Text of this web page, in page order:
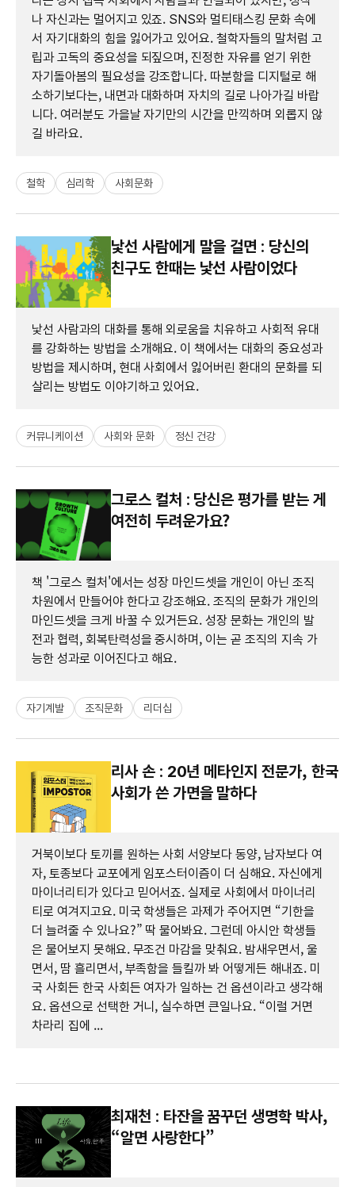
나 자신과는 멀어지고 있죠. SNS와 멀티태스킹 문화 속에
서 자기대화의 힘을 잃어가고 있어요. 철학자들의 말처럼 고
립과 고독의 중요성을 되짚으며, 진정한 자유를 얻기 위한
자기돌아봄의 필요성을 강조합니다. 따분함을 디지털로 해
소하기보다는, 내면과 대화하며 자치의 길로 나아가길 바랍
니다. 여러분도 가을날 자기만의 시간을 만끽하며 외롭지 않
길 바라요.
철학 심리학 사회문화
낯선 사람에게 말을 걸면 : 당신의
친구도 한때는 낯선 사람이었다
낯선 사람과의 대화를 통해 외로움을 치유하고 사회적 유대
를 강화하는 방법을 소개해요. 이 책에서는 대화의 중요성과
방법을 제시하며, 현대 사회에서 잃어버린 환대의 문화를 되
살리는 방법도 이야기하고 있어요.
커뮤니케이션 사회와 문화 정신 건강
그로스 컬처 : 당신은 평가를 받는 게
여전히 두려운가요?
책 '그로스 컬처'에서는 성장 마인드셋을 개인이 아닌 조직
차원에서 만들어야 한다고 강조해요. 조직의 문화가 개인의
마인드셋을 크게 바꿀 수 있거든요. 성장 문화는 개인의 발
전과 협력, 회복탄력성을 중시하며, 이는 곧 조직의 지속 가
능한 성과로 이어진다고 해요.
자기계발 조직문화 리더십
리사 손 : 20년 메타인지 전문가, 한국
사회가 쓴 가면을 말하다
거북이보다 토끼를 원하는 사회 서양보다 동양, 남자보다 여
자, 토종보다 교포에게 임포스터이즘이 더 심해요. 자신에게
마이너리티가 있다고 믿어서죠. 실제로 사회에서 마이너리
티로 여겨지고요. 미국 학생들은 과제가 주어지면 “기한을
더 늘려줄 수 있나요?” 딱 물어봐요. 그런데 아시안 학생들
은 물어보지 못해요. 무조건 마감을 맞춰요. 밤새우면서, 울
면서, 땀 흘리면서, 부족함을 들킬까 봐 어떻게든 해내죠. 미
국 사회든 한국 사회든 여자가 일하는 건 옵션이라고 생각해
요. 옵션으로 선택한 거니, 실수하면 큰일나요. “이럴 거면
차라리 집에 ...
최재천 : 타잔을 꿈꾸던 생명학 박사,
“알면 사랑한다”